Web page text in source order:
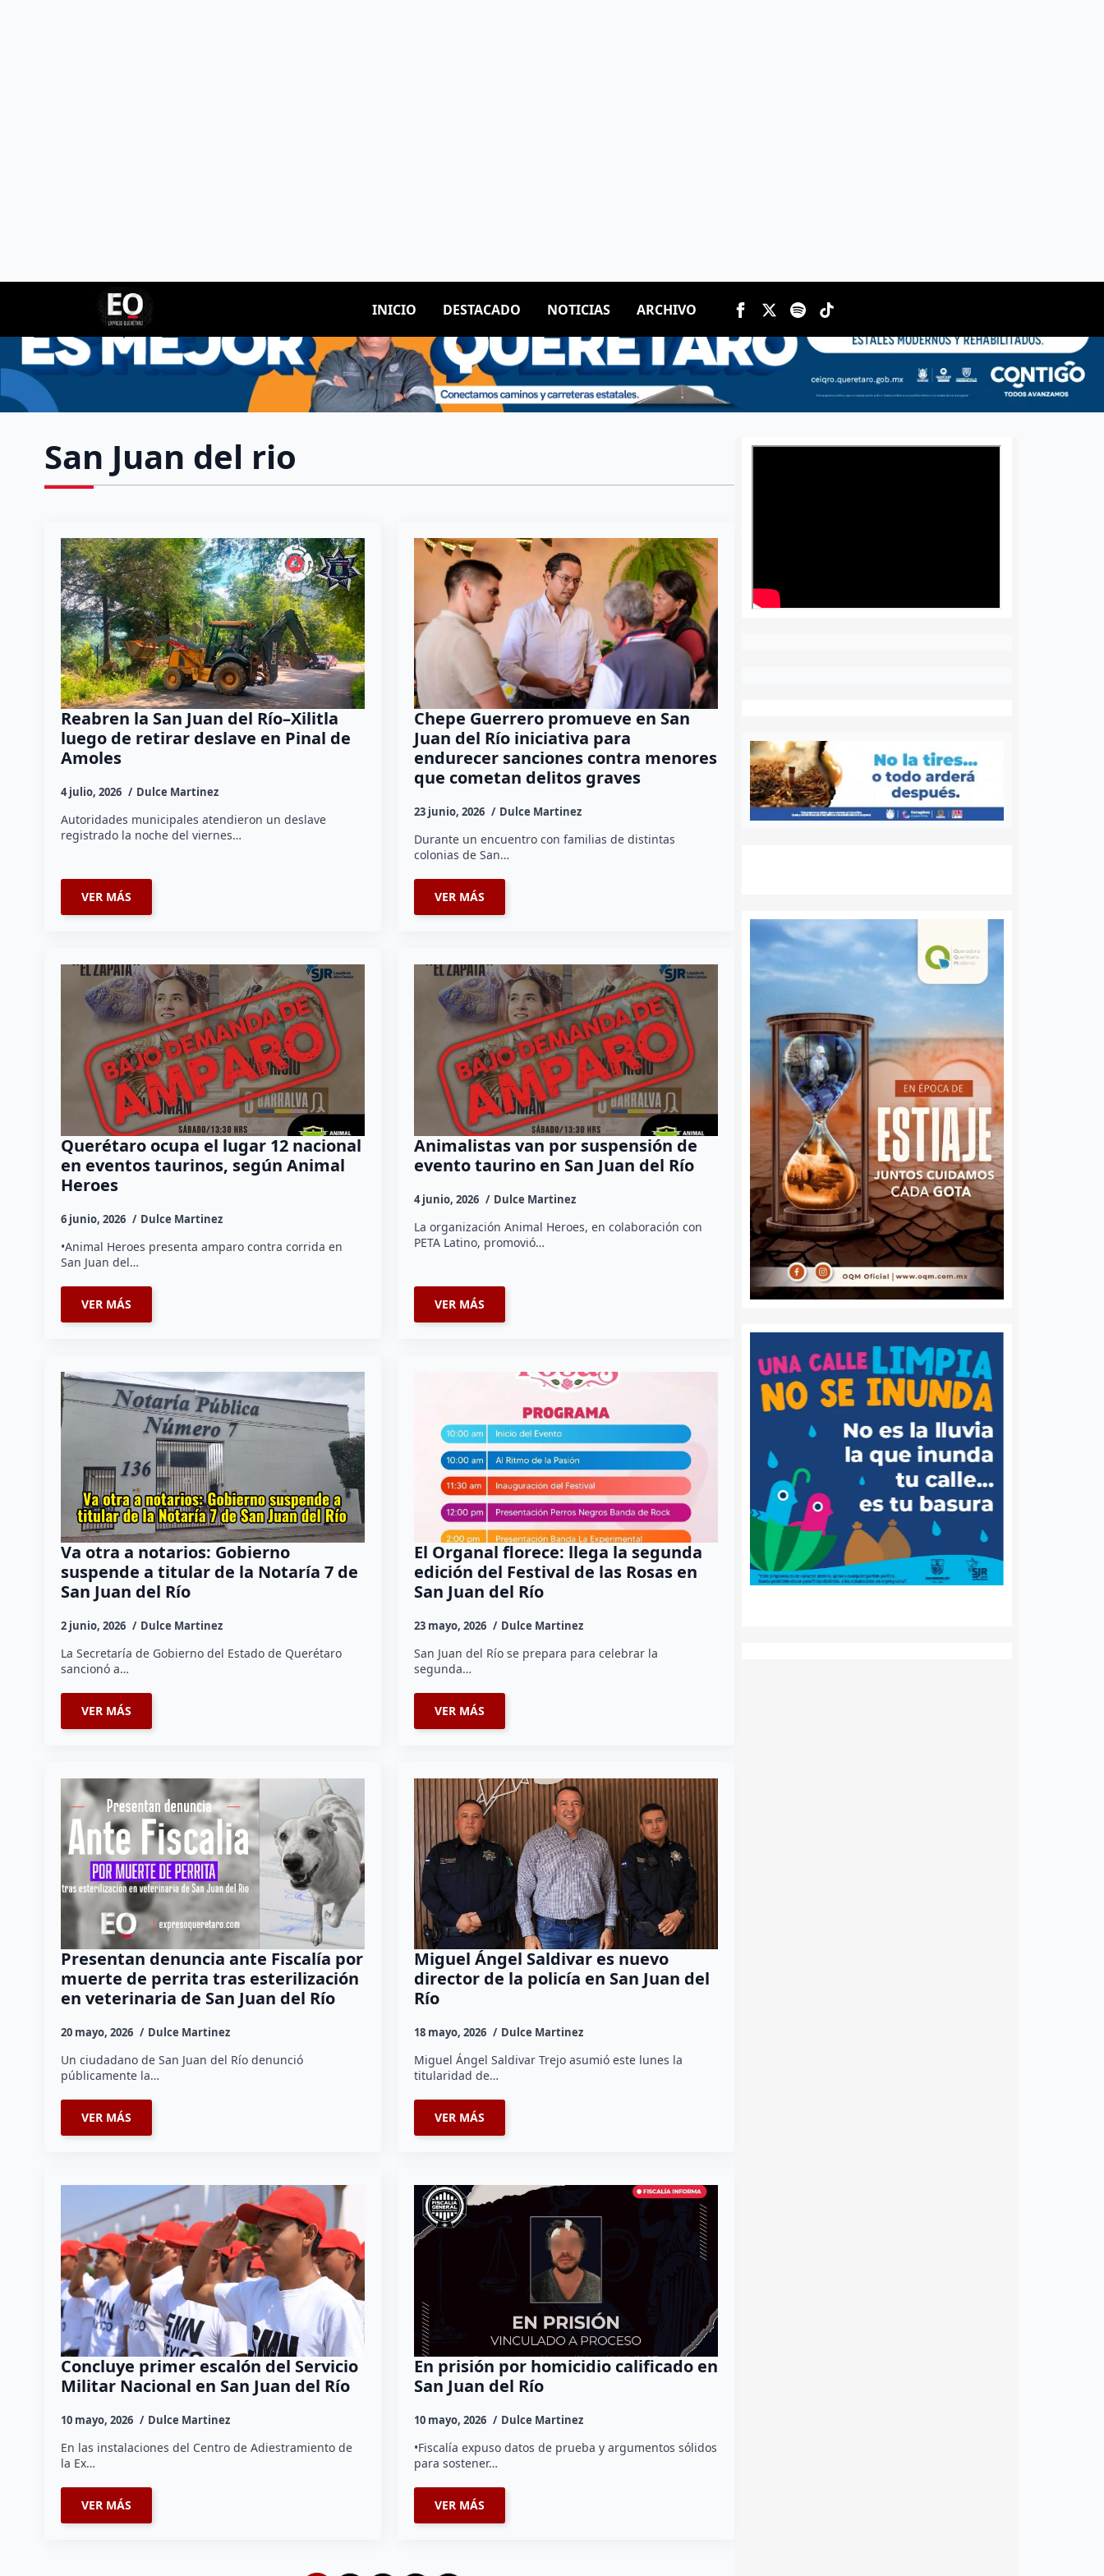
San Juan del rio
Reabren la San Juan del Río–Xilitla
luego de retirar deslave en Pinal de
Amoles
4 julio, 2026 Dulce Martinez
Autoridades municipales atendieron un deslave
registrado la noche del viernes…
VER MÁS
Chepe Guerrero promueve en San
Juan del Río iniciativa para
endurecer sanciones contra menores
que cometan delitos graves
23 junio, 2026 Dulce Martinez
Durante un encuentro con familias de distintas
colonias de San…
VER MÁS
Querétaro ocupa el lugar 12 nacional
en eventos taurinos, según Animal
Heroes
6 junio, 2026 Dulce Martinez
•Animal Heroes presenta amparo contra corrida en
San Juan del…
VER MÁS
Animalistas van por suspensión de
evento taurino en San Juan del Río
4 junio, 2026 Dulce Martinez
La organización Animal Heroes, en colaboración con
PETA Latino, promovió…
VER MÁS
Va otra a notarios: Gobierno
suspende a titular de la Notaría 7 de
San Juan del Río
2 junio, 2026 Dulce Martinez
La Secretaría de Gobierno del Estado de Querétaro
sancionó a…
VER MÁS
El Organal florece: llega la segunda
edición del Festival de las Rosas en
San Juan del Río
23 mayo, 2026 Dulce Martinez
San Juan del Río se prepara para celebrar la
segunda…
VER MÁS
Presentan denuncia ante Fiscalía por
muerte de perrita tras esterilización
en veterinaria de San Juan del Río
20 mayo, 2026 Dulce Martinez
Un ciudadano de San Juan del Río denunció
públicamente la…
VER MÁS
Miguel Ángel Saldivar es nuevo
director de la policía en San Juan del
Río
18 mayo, 2026 Dulce Martinez
Miguel Ángel Saldivar Trejo asumió este lunes la
titularidad de…
VER MÁS
Concluye primer escalón del Servicio
Militar Nacional en San Juan del Río
10 mayo, 2026 Dulce Martinez
En las instalaciones del Centro de Adiestramiento de
la Ex…
VER MÁS
En prisión por homicidio calificado en
San Juan del Río
10 mayo, 2026 Dulce Martinez
•Fiscalía expuso datos de prueba y argumentos sólidos
para sostener…
VER MÁS